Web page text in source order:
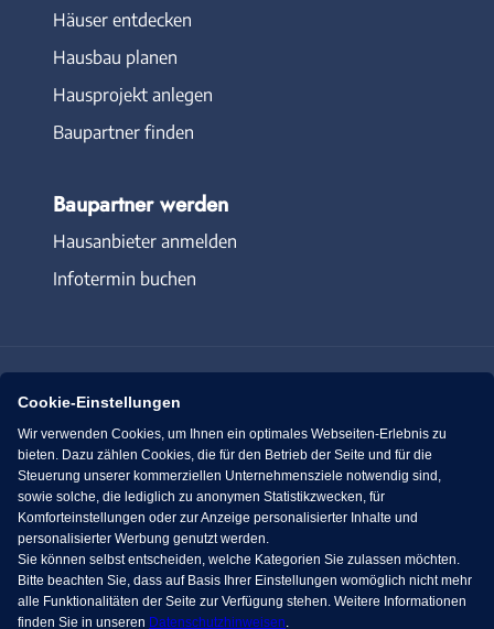
Häuser entdecken
Hausbau planen
Hausprojekt anlegen
Baupartner finden
Baupartner werden
Hausanbieter anmelden
Infotermin buchen
Immowelt.de Bauen.de
Massivhaus.de Bungalow.de
Fertighaus.de
Cookie-Einstellungen
Wir verwenden Cookies, um Ihnen ein optimales Webseiten-Erlebnis zu
bieten. Dazu zählen Cookies, die für den Betrieb der Seite und für die
Steuerung unserer kommerziellen Unternehmensziele notwendig sind,
sowie solche, die lediglich zu anonymen Statistikzwecken, für
Komforteinstellungen oder zur Anzeige personalisierter Inhalte und
personalisierter Werbung genutzt werden.
Sie können selbst entscheiden, welche Kategorien Sie zulassen möchten.
Bitte beachten Sie, dass auf Basis Ihrer Einstellungen womöglich nicht mehr
alle Funktionalitäten der Seite zur Verfügung stehen. Weitere Informationen
finden Sie in unseren Datenschutzhinweisen.